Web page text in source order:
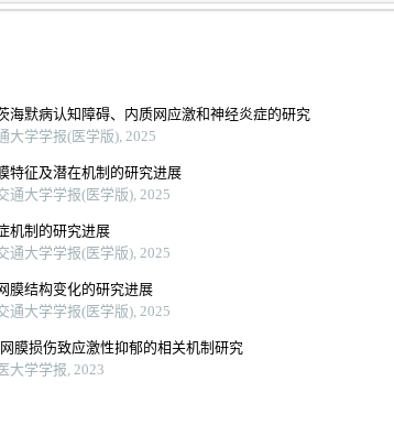
海默病认知障碍、内质网应激和神经炎症的研究
大学学报(医学版), 2025
特征及潜在机制的研究进展
通大学学报(医学版), 2025
机制的研究进展
通大学学报(医学版), 2025
膜结构变化的研究进展
通大学学报(医学版), 2025
膜损伤致应激性抑郁的相关机制研究
大学学报, 2023